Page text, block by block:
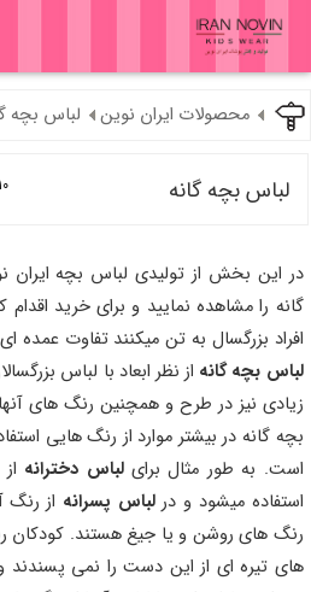
محصولات ایران نوین لباس بچه
لباس بچه گانه
در این بخش از تولیدی لباس بچه ایران
گانه را مشاهده نمایید و برای خرید
افراد بزرگسال به تن میکنند تفاوت عمده
لباس بچه گانه از نظر ابعاد با لباس
زیادی نیز در طرح و همچنین رنگ های
بچه گانه در بیشتر موارد از رنگ هایی
است. به طور مثال برایلباس دخترانه
استفاده میشود و درلباس پسرانه از
رنگ های روشن و یا جیغ هستند. کودکان
های تیره ای از این دست را نمی پسندند